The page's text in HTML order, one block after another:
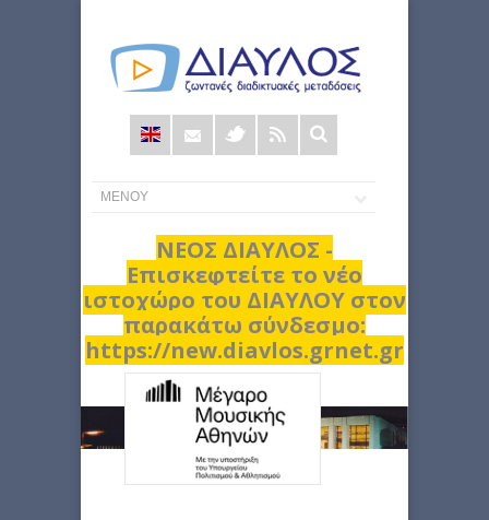
Φόρμα
αναζήτησης
ΝΕΟΣ ΔΙΑΥΛΟΣ -
Επισκεφτείτε το νέο
ιστοχώρο του ΔΙΑΥΛΟΥ στον
παρακάτω σύνδεσμο:
https://new.diavlos.grnet.gr